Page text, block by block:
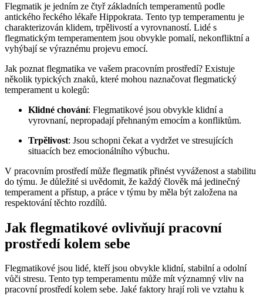
Flegmatik je jedním ze čtyř základních temperamentů podle
antického řeckého lékaře Hippokrata. Tento typ temperamentu je
charakterizován klidem, trpělivostí a vyrovnaností. Lidé s
flegmatickým temperamentem jsou obvykle pomalí, nekonfliktní a
vyhýbají se výraznému projevu emocí.
Jak poznat flegmatika ve vašem pracovním prostředí? Existuje
několik typických znaků, které mohou naznačovat flegmatický
temperament u kolegů:
Klidné chování: Flegmatikové jsou obvykle klidní a
vyrovnaní, nepropadají přehnaným emocím a konfliktům.
Trpělivost: Jsou schopni čekat a vydržet ve stresujících
situacích bez emocionálního výbuchu.
V pracovním prostředí může flegmatik přinést vyváženost a stabilitu
do týmu. Je důležité si uvědomit, že každý člověk má jedinečný
temperament a přístup, a práce v týmu by měla být založena na
respektování těchto rozdílů.
Jak flegmatikové ovlivňují pracovní
prostředí kolem sebe
Flegmatikové jsou lidé, kteří jsou obvykle klidní, stabilní a odolní
vůči stresu. Tento typ temperamentu může mít významný vliv na
pracovní prostředí kolem sebe. Jaké faktory hrají roli ve vztahu k